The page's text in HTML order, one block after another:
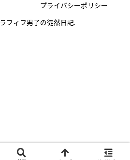
プライバシーポリシー
フィフ男子の徒然日記.